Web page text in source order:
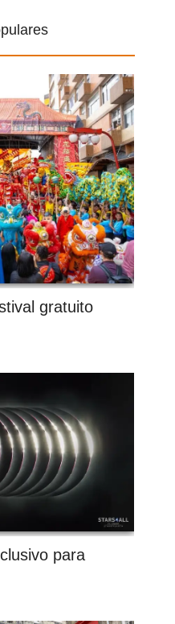
gratuito
para